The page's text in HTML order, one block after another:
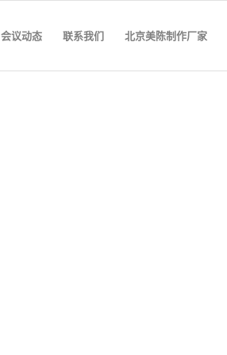
会议动态 联系我们 北京美陈制作厂家